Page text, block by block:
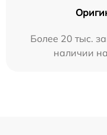
Более 20 тыс.
наличии